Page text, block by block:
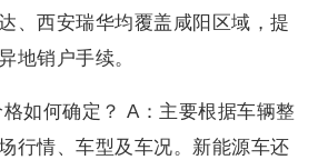
、西安瑞华均覆盖咸阳区域，提
地销户手续。
如何确定？ A：主要根据车辆整
行情、车型及车况。新能源车还